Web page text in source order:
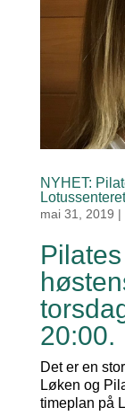
NYHET:
mai 31, 2019 |
20:00.
Det er en
Løken og
timeplan på